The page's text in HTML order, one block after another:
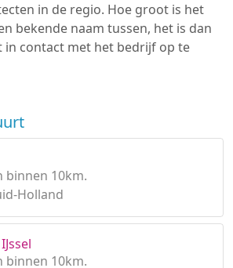
in de regio. Hoe groot is het
bekende naam tussen, het is dan
in contact met het bedrijf op te
binnen 10km.
Holland
binnen 10km.